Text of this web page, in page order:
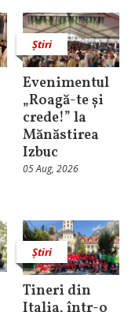
Știri
Evenimentul
„Roagă-te și
crede!” la
Mănăstirea
Izbuc
05 Aug, 2026
Știri
Tineri din